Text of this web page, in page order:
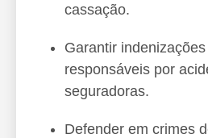
cassação.
Garantir
responsáveis por
seguradoras.
Defender em crimes